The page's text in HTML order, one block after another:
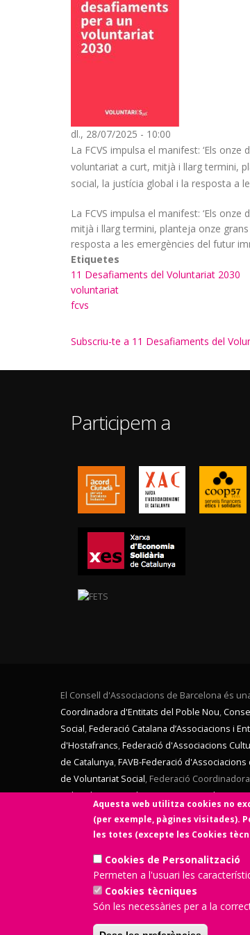
dl., 28/07/2025 - 10:00
La FCVS impulsa el manifest: ‘Els
voluntariat a curt, mitjà i llarg termini,
social, la justícia global i la resposta a
La FCVS impulsa el manifest: ‘Els
mitjà i llarg termini, planteja onze
resposta a les emergències del futur
Etiquetes
11 Desafiaments del Voluntariat 2030
voluntariat
fcvs
Subscriu-te a 11 Desafiaments del
Participem a
El Consell d'Associacions de Barcelona és
Coordinadora d'Entitats del Poble Nou,
Social,Federació Catalana d’Associacions i
d'Hostafrancs,Federació d'Associacions
de Catalunya,FAVB-Federació
de Voluntariat Social, Federació
Culturales en Catalunya,Secretariat
de La Verneda)
Xarxa
Catalana de Fundacions
. El Consell
Aquesta web utilitza cookies no
(per exemple, pàgines visitades).
les totes (excepte les Cookies
Cookies de Personalització
Permeten a l'usuari les
Cookies tècniques
Són les necessàries per a la